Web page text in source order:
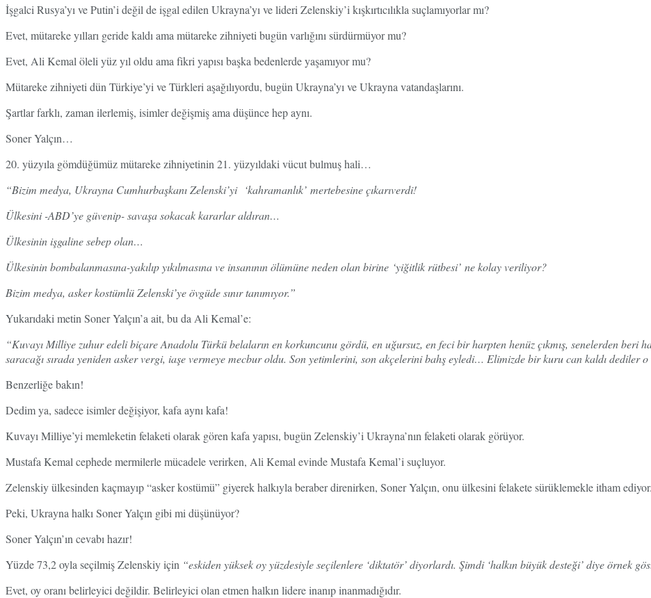
İşgalci Rusya’yı ve Putin’i değil de işgal edilen Ukrayna’yı ve lideri Zelenskiy’i kışkırtıcılıkla suçlamıyorlar mı?
Evet, mütareke yılları geride kaldı ama mütareke zihniyeti bugün varlığını sürdürmüyor mu?
Evet, Ali Kemal öleli yüz yıl oldu ama fikri yapısı başka bedenlerde yaşamıyor mu?
Mütareke zihniyeti dün Türkiye’yi ve Türkleri aşağılıyordu, bugün Ukrayna’yı ve Ukrayna vatandaşlarını.
Şartlar farklı, zaman ilerlemiş, isimler değişmiş ama düşünce hep aynı.
Soner Yalçın…
20. yüzyıla gömdüğümüz mütareke zihniyetinin 21. yüzyıldaki vücut bulmuş hali…
“Bizim medya, Ukrayna Cumhurbaşkanı Zelenski’yi ‘kahramanlık’ mertebesine çıkarıverdi!
Ülkesini -ABD’ye güvenip- savaşa sokacak kararlar aldıran…
Ülkesinin işgaline sebep olan…
Ülkesinin bombalanmasına-yakılıp yıkılmasına ve insanının ölümüne neden olan birine ‘yiğitlik rütbesi’ ne kolay veriliyor?
Bizim medya, asker kostümlü Zelenski’ye övgüde sınır tanımıyor.”
Yukarıdaki metin Soner Yalçın’a ait, bu da Ali Kemal’e:
“Kuvayı Milliye zuhur edeli biçare Anadolu Türkü belaların en korkuncunu gördü, en uğursuz, en feci bir harpten henüz çıkmış, senelerden beri
saracağı sırada yeniden asker vergi, iaşe vermeye mecbur oldu. Son yetimlerini, son akçelerini bahş eyledi… Elimizde bir kuru can kaldı dediler
Benzerliğe bakın!
Dedim ya, sadece isimler değişiyor, kafa aynı kafa!
Kuvayı Milliye’yi memleketin felaketi olarak gören kafa yapısı, bugün Zelenskiy’i Ukrayna’nın felaketi olarak görüyor.
Mustafa Kemal cephede mermilerle mücadele verirken, Ali Kemal evinde Mustafa Kemal’i suçluyor.
Zelenskiy ülkesinden kaçmayıp “asker kostümü” giyerek halkıyla beraber direnirken, Soner Yalçın, onu ülkesini felakete sürüklemekle itham ediyor.
Peki, Ukrayna halkı Soner Yalçın gibi mi düşünüyor?
Soner Yalçın’ın cevabı hazır!
Yüzde 73,2 oyla seçilmiş Zelenskiy için “eskiden yüksek oy yüzdesiyle seçilenlere ‘diktatör’ diyorlardı. Şimdi ‘halkın büyük desteği’ diye örnek
Evet, oy oranı belirleyici değildir. Belirleyici olan etmen halkın lidere inanıp inanmadığıdır.